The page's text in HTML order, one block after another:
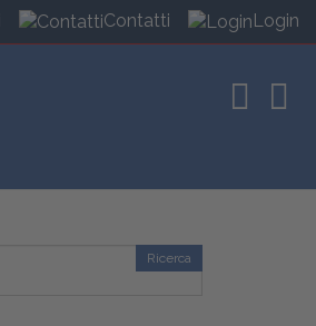
Contatti Login
Ricerca